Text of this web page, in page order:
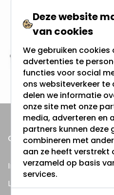
Gratis verzending +
Vanaf EUR100,- naar NL &
& 100 dagen recht op
Altijd uit eigen
3000m2 - 60.000+
ONZE PRODUCTEN
Inbouwspots
LED Lampen
Deze website
van cookies
We gebruiken
advertenties te
functies voor social
ons websiteverkeer te
delen we informatie
onze site met onze
media, adverteren en
partners kunnen deze
combineren met
aan ze heeft verstrekt
verzameld op basis
services.